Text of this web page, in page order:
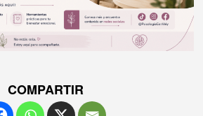
COMPARTIR